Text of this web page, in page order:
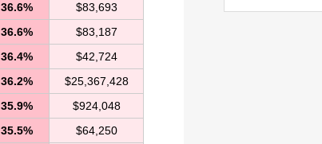
36.6% $83,693
36.6% $83,187
36.4% $42,724
36.2% $25,367,428
35.9% $924,048
35.5% $64,250